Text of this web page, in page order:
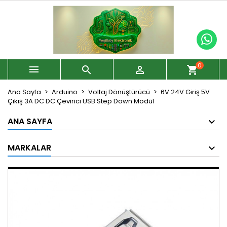
   shopping_cart0
Ana Sayfa Arduino Voltaj Dönüştürücü
6V 24V Giriş 5V
Çıkış 3A DC DC Çevirici USB Step Down Modül
ANA SAYFA
MARKALAR